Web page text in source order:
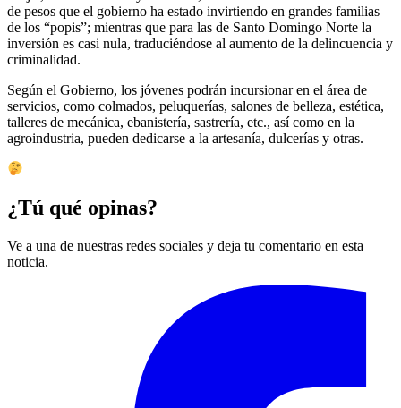
de pesos que el gobierno ha estado invirtiendo en grandes familias
de los “popis”; mientras que para las de Santo Domingo Norte la
inversión es casi nula, traduciéndose al aumento de la delincuencia y
criminalidad.
Según el Gobierno, los jóvenes podrán incursionar en el área de
servicios, como colmados, peluquerías, salones de belleza, estética,
talleres de mecánica, ebanistería, sastrería, etc., así como en la
agroindustria, pueden dedicarse a la artesanía, dulcerías y otras.
¿Tú qué opinas?
Ve a una de nuestras redes sociales y deja tu comentario en esta
noticia.